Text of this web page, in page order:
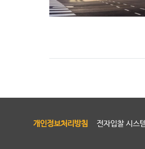
개인정보처리방침 전자입찰 시스